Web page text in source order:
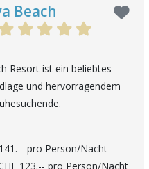
Beach
Resort ist ein beliebtes
und hervorragendem
pro Person/Nacht
123.-- pro Person/Nacht